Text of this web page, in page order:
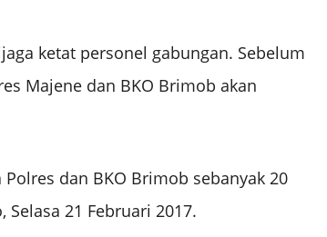
ketat personel gabungan. Sebelum
Majene dan BKO Brimob akan
dan BKO Brimob sebanyak 20
Selasa 21 Februari 2017.